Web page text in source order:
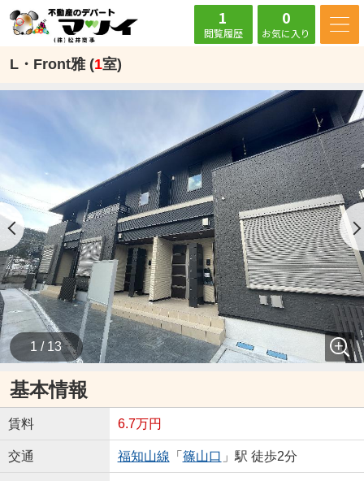
1
閲覧履歴
0
お気に入り
L・Front雅 (1室)
1 / 13
基本情報
賃料 6.7万円
交通 福知山線 「 篠山口 」駅 徒歩2分